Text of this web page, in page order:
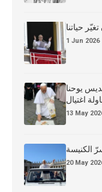
حياتنا
1 Jun 2026
يوحنا
اغتيال
13 May
الكنيسة
20 May